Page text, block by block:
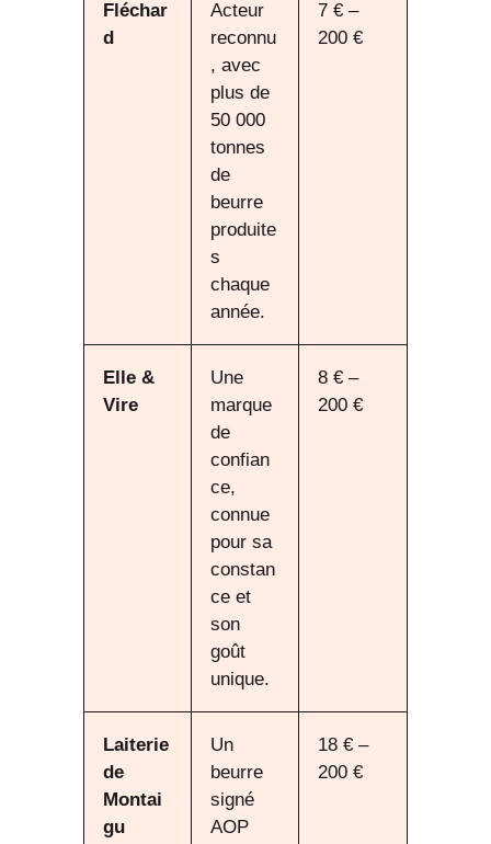
Fléchar
d
Acteur
reconnu
, avec
plus de
50 000
tonnes
de
beurre
produite
s
chaque
année.
7 € –
200 €
Elle &
Vire
Une
marque
de
confian
ce,
connue
pour sa
constan
ce et
son
goût
unique.
8 € –
200 €
Laiterie
de
Montai
gu
Un
beurre
signé
AOP
18 € –
200 €